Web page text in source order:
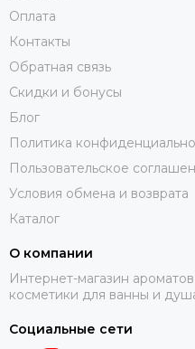
Оплата
Контакты
Обратная связь
Скидки и бонусы
Блог
Политика
Пользовательское
Условия обмена и возврата
Каталог
О компании
Интернет-магазин
косметики для ванны и
Социальные сети